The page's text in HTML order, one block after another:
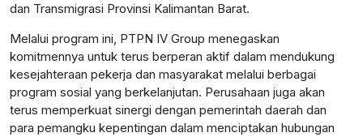
dan Transmigrasi Provinsi Kalimantan Barat.
Melalui program ini, PTPN IV Group menegaskan
komitmennya untuk terus berperan aktif dalam mendukung
kesejahteraan pekerja dan masyarakat melalui berbagai
program sosial yang berkelanjutan. Perusahaan juga akan
terus memperkuat sinergi dengan pemerintah daerah dan
para pemangku kepentingan dalam menciptakan hubungan